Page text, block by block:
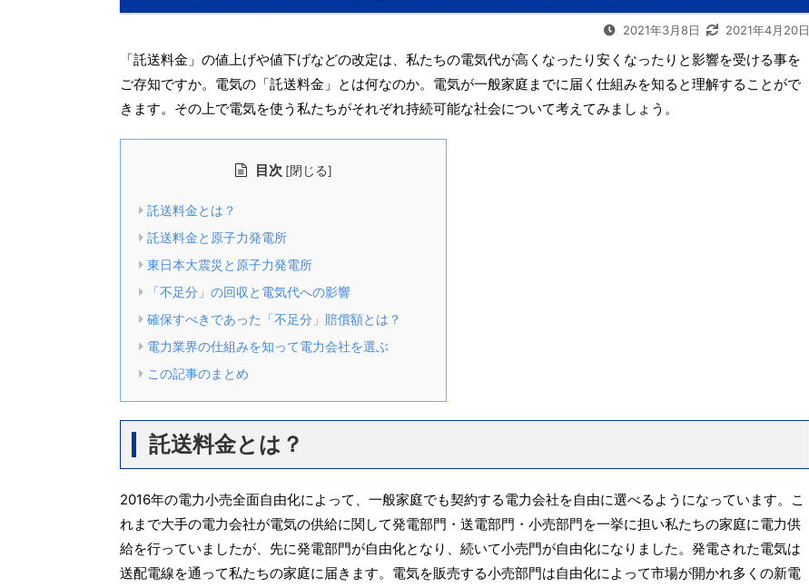
2021年3月8日 2021年4月20日
「託送料金」の値上げや値下げなどの改定は、私たちの電気代が高くなったり安くなったりと影響を受ける事を
ご存知ですか。電気の「託送料金」とは何なのか。電気が一般家庭までに届く仕組みを知ると理解することがで
きます。その上で電気を使う私たちがそれぞれ持続可能な社会について考えてみましょう。
目次 [閉じる]
託送料金とは？
託送料金と原子力発電所
東日本大震災と原子力発電所
「不足分」の回収と電気代への影響
確保すべきであった「不足分」賠償額とは？
電力業界の仕組みを知って電力会社を選ぶ
この記事のまとめ
託送料金とは？
2016年の電力小売全面自由化によって、一般家庭でも契約する電力会社を自由に選べるようになっています。こ
れまで大手の電力会社が電気の供給に関して発電部門・送電部門・小売部門を一挙に担い私たちの家庭に電力供
給を行っていましたが、先に発電部門が自由化となり、続いて小売門が自由化になりました。発電された電気は
送配電線を通って私たちの家庭に届きます。電気を販売する小売部門は自由化によって市場が開かれ多くの新電